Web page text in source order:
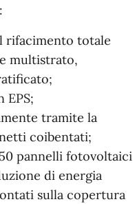
rifacimento totale
multistrato,
tramite la
coibentati;
pannelli fotovoltaici
di energia
sulla copertura